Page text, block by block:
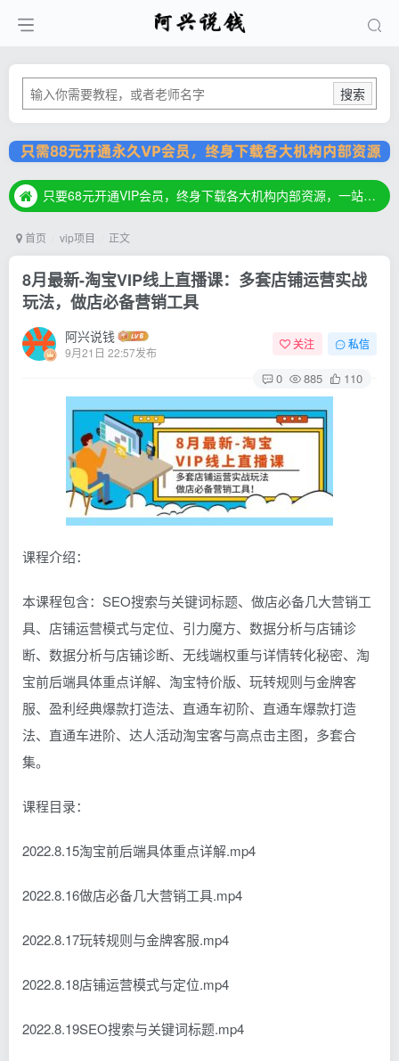
搜索
只要68元开通VIP会员，终身下载各大机构内部资源，一站式草根创业基地，最新最强网赚教程大全，小投入，大回报！
只要68元开通VIP会员，终身下载各大机构内部资源，一站式草根创业基地，最新最强网赚教程大全，小投入，大回报！
首页 vip项目 正文
8月最新-淘宝VIP线上直播课：多套店铺运营实战
玩法，做店必备营销工具
阿兴说钱
9月21日 22:57发布
关注 私信
0 885 110
课程介绍：
本课程包含：SEO搜索与关键词标题、做店必备几大营销工
具、店铺运营模式与定位、引力魔方、数据分析与店铺诊
断、数据分析与店铺诊断、无线端权重与详情转化秘密、淘
宝前后端具体重点详解、淘宝特价版、玩转规则与金牌客
服、盈利经典爆款打造法、直通车初阶、直通车爆款打造
法、直通车进阶、达人活动淘宝客与高点击主图，多套合
集。
课程目录：
2022.8.15淘宝前后端具体重点详解.mp4
2022.8.16做店必备几大营销工具.mp4
2022.8.17玩转规则与金牌客服.mp4
2022.8.18店铺运营模式与定位.mp4
2022.8.19SEO搜索与关键词标题.mp4